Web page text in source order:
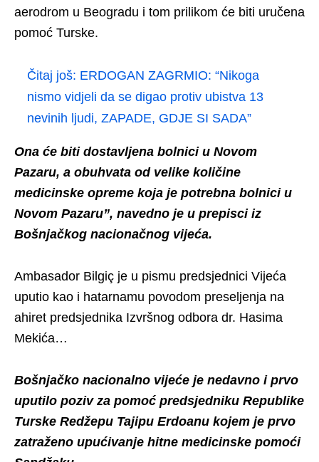
aerodrom u Beogradu i tom prilikom će biti uručena
pomoć Turske.
Čitaj još: ERDOGAN ZAGRMIO: “Nikoga
nismo vidjeli da se digao protiv ubistva 13
nevinih ljudi, ZAPADE, GDJE SI SADA”
Ona će biti dostavljena bolnici u Novom
Pazaru, a obuhvata od velike količine
medicinske opreme koja je potrebna bolnici u
Novom Pazaru”, navedno je u prepisci iz
Bošnjačkog nacionačnog vijeća.
Ambasador Bilgiç je u pismu predsjednici Vijeća
uputio kao i hatarnamu povodom preseljenja na
ahiret predsjednika Izvršnog odbora dr. Hasima
Mekića…
Bošnjačko nacionalno vijeće je nedavno i prvo
uputilo poziv za pomoć predsjedniku Republike
Turske Redžepu Tajipu Erdoanu kojem je prvo
zatraženo upućivanje hitne medicinske pomoći